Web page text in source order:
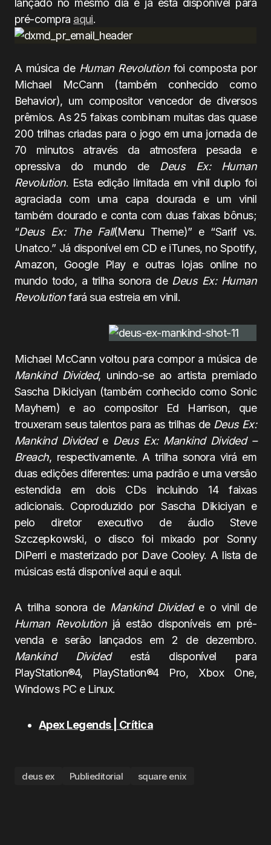
lançado no mesmo dia e já está disponível para
pré-compra aqui.
A música de Human Revolutionfoi composta por
Michael McCann (também conhecido como
Behavior), um compositor vencedor de diversos
prêmios. As 25 faixas combinam muitas das quase
200 trilhas criadas para o jogo em uma jornada de
70 minutos através da atmosfera pesada e
opressiva do mundo de Deus Ex: Human
Revolution. Esta edição limitada em vinil duplo foi
agraciada com uma capa dourada e um vinil
também dourado e conta com duas faixas bônus;
“Deus Ex: The Fall(Menu Theme)” e “Sarif vs.
Unatco.” Já disponível em CD e iTunes, no Spotify,
Amazon, Google Play e outras lojas online no
mundo todo, a trilha sonora de Deus Ex: Human
Revolutionfará sua estreia em vinil.
Michael McCann voltou para compor a música de
Mankind Divided, unindo-se ao artista premiado
Sascha Dikiciyan (também conhecido como Sonic
Mayhem) e ao compositor Ed Harrison, que
trouxeram seus talentos para as trilhas de Deus Ex:
Mankind Dividede Deus Ex: Mankind Divided –
Breach, respectivamente. A trilha sonora virá em
duas edições diferentes: uma padrão e uma versão
estendida em dois CDs incluindo 14 faixas
adicionais. Coproduzido por Sascha Dikiciyan e
pelo diretor executivo de áudio Steve
Szczepkowski, o disco foi mixado por Sonny
DiPerri e masterizado por Dave Cooley. A lista de
músicas está disponível aqui e aqui.
A trilha sonora de Mankind Dividede o vinil de
Human Revolutionjá estão disponíveis em pré-
venda e serão lançados em 2 de dezembro.
Mankind Dividedestá disponível para
PlayStation®4, PlayStation®4 Pro, Xbox One,
Windows PC e Linux.
Apex Legends | Crítica
deus ex Publieditorial square enix